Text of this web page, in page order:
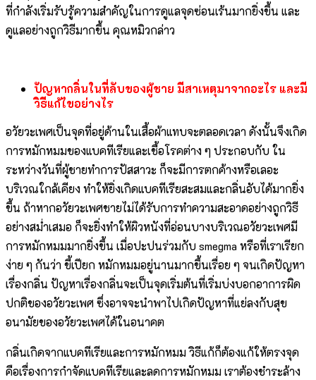
ที่กำลังเริ่มรับรู้ความสำคัญในการดูแลจุดซ่อนเร้นมากยิ่งขึ้น และ
ดูแลอย่างถูกวิธีมากขึ้น คุณหมิวกล่าว
ปัญหากลิ่นในที่ลับของผู้ชาย มีสาเหตุมาจากอะไร และมี
วิธีแก้ไขอย่างไร
อวัยวะเพศเป็นจุดที่อยู่ด้านในเสื้อผ้าแทบจะตลอดเวลา ดังนั้นจึงเกิด
การหมักหมมของแบคทีเรียและเชื้อโรคต่าง ๆ ประกอบกับ ใน
ระหว่างวันที่ผู้ชายทำการปัสสาวะ ก็จะมีการตกค้างหรือเลอะ
บริเวณใกล้เคียง ทำให้ยิ่งเกิดแบคทีเรียสะสมและกลิ่นอับได้มากยิ่ง
ขึ้น ถ้าหากอวัยวะเพศชายไม่ได้รับการทำความสะอาดอย่างถูกวิธี
อย่างสม่ำเสมอ ก็จะยิ่งทำให้ผิวหนังที่อ่อนบางบริเวณอวัยวะเพศมี
การหมักหมมมากยิ่งขึ้น เมื่อปะปนร่วมกับ smegma หรือที่เราเรียก
ง่าย ๆ กันว่า ขี้เปียก หมักหมมอยู่นานมากขึ้นเรื่อย ๆ จนเกิดปัญหา
เรื่องกลิ่น ปัญหาเรื่องกลิ่นจะเป็นจุดเริ่มต้นที่เริ่มบ่งบอกอาการผิด
ปกติของอวัยวะเพศ ซึ่งอาจจะนำพาไปเกิดปัญหาที่แย่ลงกับสุข
อนามัยของอวัยวะเพศได้ในอนาคต
กลิ่นเกิดจากแบคทีเรียและการหมักหมม วิธีแก้ก็ต้องแก้ให้ตรงจุด
คือเรื่องการกำจัดแบคทีเรียและลดการหมักหมม เราต้องชำระล้าง